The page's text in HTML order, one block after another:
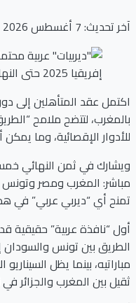
آخر تحديث: 7 أغسطس 2026
بالمغرب، لتتضح ملامح
للأدوار الإقصائية، وما
ويشارك في ثمن النهائي
مباشر: المغرب ومصر وتونس
تمنح أي “ديربي عربي” في
أول “نافذة عربية” حقيقية
الطريق بين تونس
مباراتيه، بينما يظل
ثقيل بين المغرب والجزائر